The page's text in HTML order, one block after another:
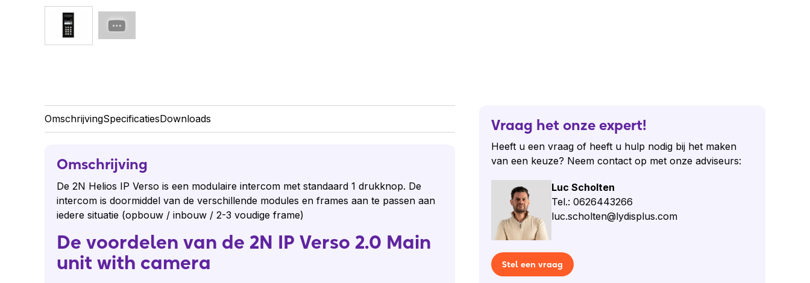
OmschrijvingSpecificatiesDownloads
Omschrijving
De 2N Helios IP Verso is een modulaire intercom met standaard 1 drukknop. De
intercom is doormiddel van de verschillende modules en frames aan te passen aan
iedere situatie (opbouw / inbouw / 2-3 voudige frame)
De voordelen van de 2N IP Verso 2.0 Main
unit with camera
Vraag het onze expert!
Heeft u een vraag of heeft u hulp nodig bij het maken
van een keuze? Neem contact op met onze adviseurs:
Luc Scholten
Tel.: 0626443266
luc.scholten@lydisplus.com
Stel een vraag